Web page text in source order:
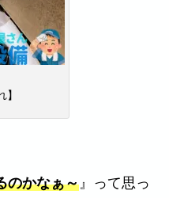
のかなぁ～』って思っ